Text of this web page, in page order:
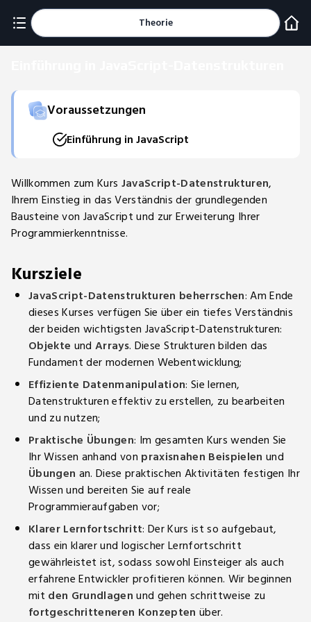
Theorie
Voraussetzungen
Einführung in JavaScript
Willkommen zum Kurs JavaScript-Datenstrukturen,
Ihrem Einstieg in das Verständnis der grundlegenden
Bausteine von JavaScript und zur Erweiterung Ihrer
Programmierkenntnisse.
Kursziele
JavaScript-Datenstrukturen beherrschen: Am Ende
dieses Kurses verfügen Sie über ein tiefes Verständnis
der beiden wichtigsten JavaScript-Datenstrukturen:
Objekte undArrays. Diese Strukturen bilden das
Fundament der modernen Webentwicklung;
Effiziente Datenmanipulation: Sie lernen,
Datenstrukturen effektiv zu erstellen, zu bearbeiten
und zu nutzen;
Praktische Übungen: Im gesamten Kurs wenden Sie
Ihr Wissen anhand von praxisnahen Beispielen und
Übungen an. Diese praktischen Aktivitäten festigen Ihr
Wissen und bereiten Sie auf reale
Programmieraufgaben vor;
Klarer Lernfortschritt: Der Kurs ist so aufgebaut,
dass ein klarer und logischer Lernfortschritt
gewährleistet ist, sodass sowohl Einsteiger als auch
erfahrene Entwickler profitieren können. Wir beginnen
mit den Grundlagenund gehen schrittweise zu
fortgeschritteneren Konzepten über.